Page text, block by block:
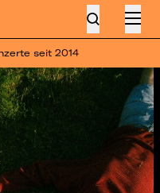
seit 2014